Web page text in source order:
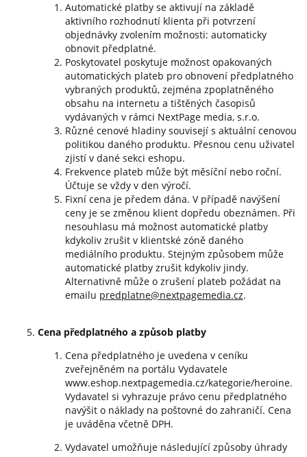
Automatické platby se aktivují na základě
aktivního rozhodnutí klienta při potvrzení
objednávky zvolením možnosti: automaticky
obnovit předplatné.
Poskytovatel poskytuje možnost opakovaných
automatických plateb pro obnovení předplatného
vybraných produktů, zejména zpoplatněného
obsahu na internetu a tištěných časopisů
vydávaných v rámci NextPage media, s.r.o.
Různé cenové hladiny souvisejí s aktuální cenovou
politikou daného produktu. Přesnou cenu uživatel
zjistí v dané sekci eshopu.
Frekvence plateb může být měsíční nebo roční.
Účtuje se vždy v den výročí.
Fixní cena je předem dána. V případě navýšení
ceny je se změnou klient dopředu obeznámen. Při
nesouhlasu má možnost automatické platby
kdykoliv zrušit v klientské zóně daného
mediálního produktu. Stejným způsobem může
automatické platby zrušit kdykoliv jindy.
Alternativně může o zrušení plateb požádat na
emailu predplatne@nextpagemedia.cz.
Cena předplatného a způsob platby
Cena předplatného je uvedena v ceníku
zveřejněném na portálu Vydavatele
www.eshop.nextpagemedia.cz/kategorie/heroine.
Vydavatel si vyhrazuje právo cenu předplatného
navýšit o náklady na poštovné do zahraničí. Cena
je uváděna včetně DPH.
Vydavatel umožňuje následující způsoby úhrady